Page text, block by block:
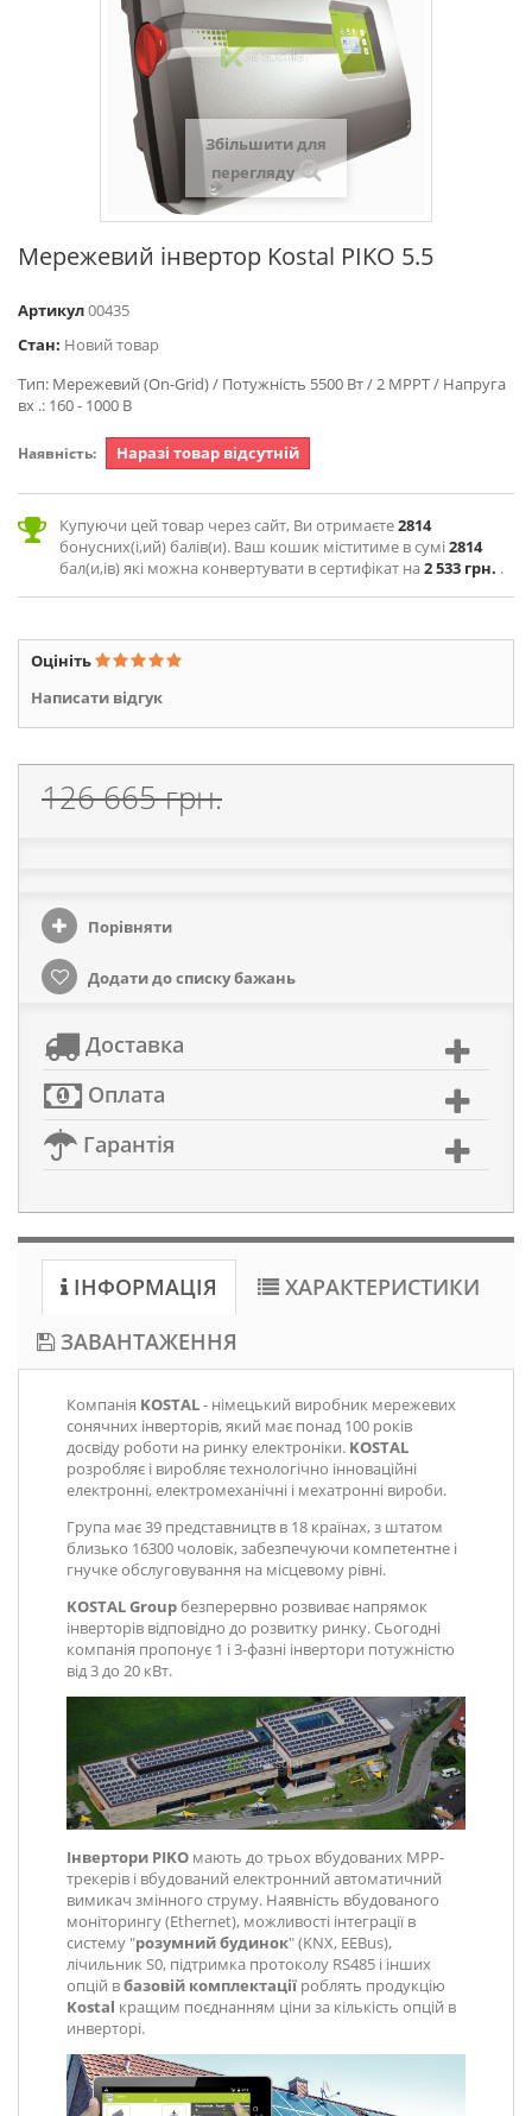
Збільшити для
перегляду
Мережевий інвертор Kostal PIKO 5.5
Артикул00435
Стан: Новий товар
Тип: Мережевий (On-Grid) / Потужність 5500 Вт / 2 MPPT / Напруга
вх .: 160 - 1000 В
Наявність: Наразі товар відсутній
Купуючи цей товар через сайт, Ви отримаєте2814
бонусних(і,ий) балів(и). Ваш кошик міститиме в сумі2814
бал(и,ів) які можна конвертувати в сертифікат на2 533 грн. .
Оцініть
Написати відгук
126 665 грн.
Порівняти
Додати до списку бажань
Доставка
Оплата
Гарантія
ІНФОРМАЦІЯ
ХАРАКТЕРИСТИКИ
ЗАВАНТАЖЕННЯ
Компанія KOSTAL- німецький виробник мережевих
сонячних інверторів, який має понад 100 років
досвіду роботи на ринку електроніки. KOSTAL
розробляє і виробляє технологічно інноваційні
електронні, електромеханічні і мехатронні вироби.
Група має 39 представництв в 18 країнах, з штатом
близько 16300 чоловік, забезпечуючи компетентне і
гнучке обслуговування на місцевому рівні.
KOSTAL Groupбезперервно розвиває напрямок
інверторів відповідно до розвитку ринку. Сьогодні
компанія пропонує 1 і 3-фазні інвертори потужністю
від 3 до 20 кВт.
Інвертори PIKO мають до трьох вбудованих МРР-
трекерів і вбудований електронний автоматичний
вимикач змінного струму. Наявність вбудованого
моніторингу (Ethernet), можливості інтеграції в
систему "розумний будинок" (KNX, EEBus),
лічильник S0, підтримка протоколу RS485 і інших
опцій вбазовій комплектації роблять продукцію
Kostal кращим поєднанням ціни за кількість опцій в
инверторі.